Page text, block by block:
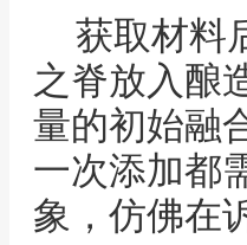
获取材料
之脊放入酿
量的初始融
一次添加都
象，仿佛在